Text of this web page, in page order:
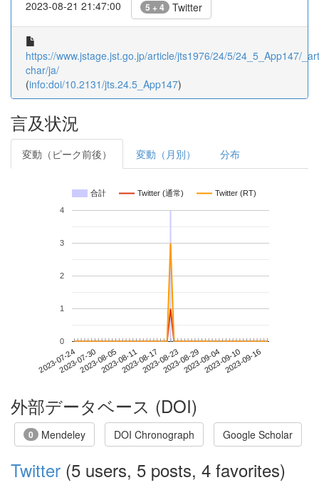
2023-08-21 21:47:00 5 + 4 Twitter
https://www.jstage.jst.go.jp/article/jts1976/24/5/24_5_App147/
char/ja/
(info:doi/10.2131/jts.24.5_App147)
言及状況
変動（ピーク前後） 変動（月別） 分布
合計 Twitter (通常) Twitter (RT)
2023-07-242023-07-302023-08-052023-08-112023-08-172023-08-232023-08-292023-09-042023-09-102023-09-16
0
1
2
3
4
外部データベース (DOI)
0 Mendeley DOI Chronograph Google Scholar
Twitter (5 users, 5 posts, 4 favorites)